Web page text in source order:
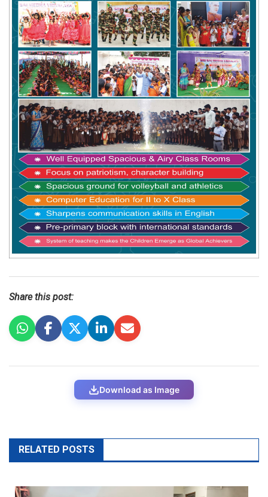
Share this post:
Download as Image
RELATED POSTS